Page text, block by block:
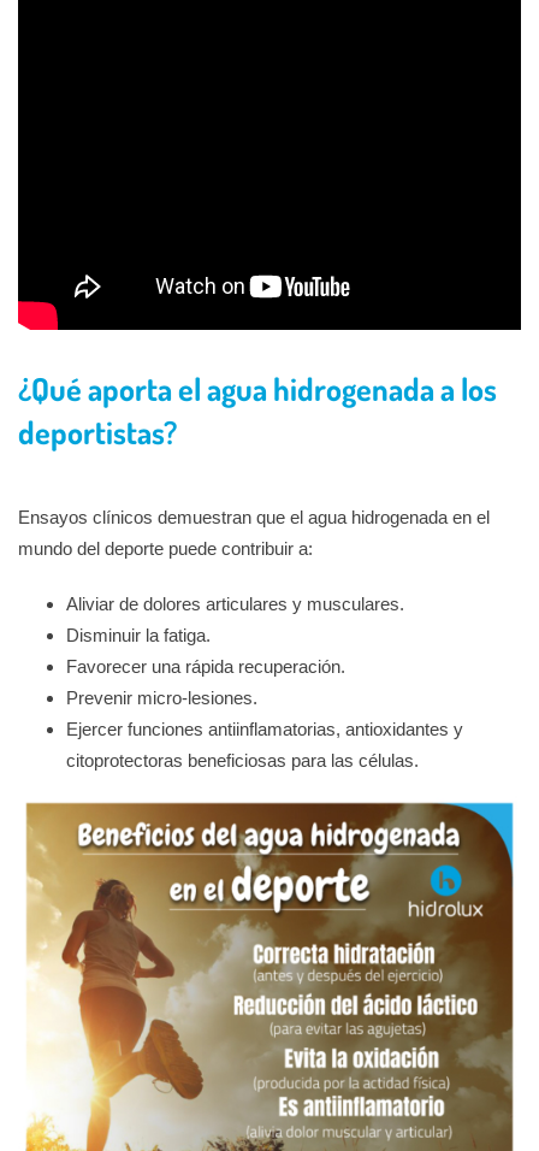
¿Qué aporta el agua hidrogenada a los
deportistas?
Ensayos clínicos demuestran que el agua hidrogenada en el
mundo del deporte puede contribuir a:
Aliviar de dolores articulares y musculares.
Disminuir la fatiga.
Favorecer una rápida recuperación.
Prevenir micro-lesiones.
Ejercer funciones antiinflamatorias, antioxidantes y
citoprotectoras beneficiosas para las células.